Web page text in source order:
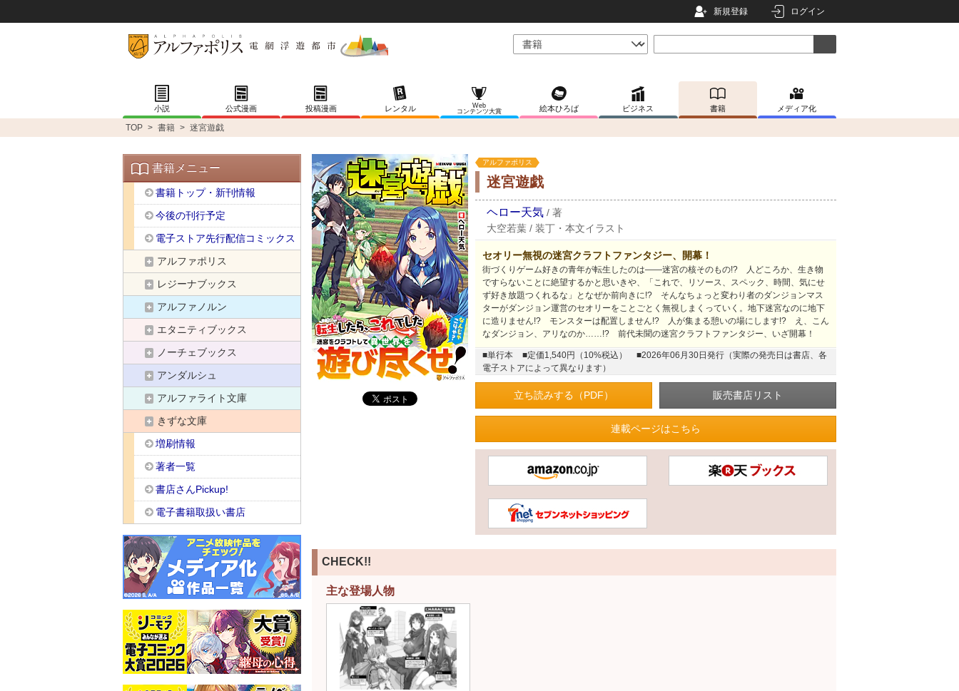
新規登録 ログイン
小説 公式漫画 投稿漫画 レンタル
Web
コンテンツ大賞
絵本ひろば ビジネス 書籍 メディア化
TOP > 書籍 > 迷宮遊戯
アルファポリス
迷宮遊戯
ヘロー天気 / 著
大空若葉 / 装丁・本文イラスト
セオリー無視の迷宮クラフトファンタジー、開幕！
街づくりゲーム好きの青年が転生したのは――迷宮の核そのもの!? 人どころか、生き物
ですらないことに絶望するかと思いきや、「これで、リソース、スペック、時間、気にせ
ず好き放題つくれるな」となぜか前向きに!? そんなちょっと変わり者のダンジョンマス
ターがダンジョン運営のセオリーをことごとく無視しまくっていく。地下迷宮なのに地下
に造りません!? モンスターは配置しません!? 人が集まる憩いの場にします!? え、こん
なダンジョン、アリなのか……!? 前代未聞の迷宮クラフトファンタジー、いざ開幕！
■単行本 ■定価1,540円（10%税込）
■2026年06月30日発行（実際の発売日は書店、各
電子ストアによって異なります）
立ち読みする（PDF）
連載ページはこちら
CHECK!!
主な登場人物
書籍メニュー
書籍トップ・新刊情報
今後の刊行予定
電子ストア先行配信コミックス
アルファポリス
レジーナブックス
アルファノルン
エタニティブックス
ノーチェブックス
アンダルシュ
アルファライト文庫
きずな文庫
増刷情報
著者一覧
書店さんPickup!
電子書籍取扱い書店